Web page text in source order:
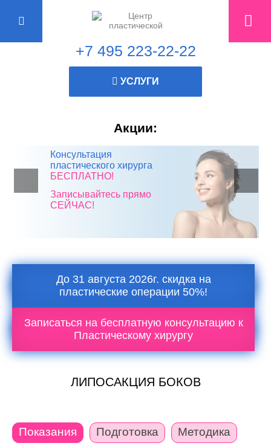
+7 495 223-22-22
УСЛУГИ
Акции:
Все пластические
операции*
Консультация
пластического хирурга
БЕСПЛАТНО!
Записывайтесь прямо
СЕЙЧАС!
Липосакция одной зоны
10х10
Скидка 10% в честь дня
рождения!
До 31 августа 2026г. скидка на
пластические операции 50%!
Записаться на бесплатную консультацию к
Пластическому хирургу
ЛИПОСАКЦИЯ БОКОВ
Показания Подготовка Методика